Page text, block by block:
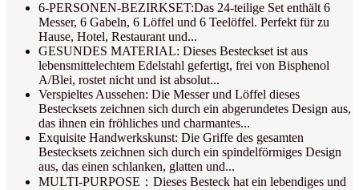
6-PERSONEN-BEZIRKSET:Das 24-teilige Set enthält 6
Messer, 6 Gabeln, 6 Löffel und 6 Teelöffel. Perfekt für zu
Hause, Hotel, Restaurant und...
GESUNDES MATERIAL: Dieses Besteckset ist aus
lebensmittelechtem Edelstahl gefertigt, frei von Bisphenol
A/Blei, rostet nicht und ist absolut...
Verspieltes Aussehen: Die Messer und Löffel dieses
Bestecksets zeichnen sich durch ein abgerundetes Design aus,
das ihnen ein fröhliches und charmantes...
Exquisite Handwerkskunst: Die Griffe des gesamten
Bestecksets zeichnen sich durch ein spindelförmiges Design
aus, das einen schlanken, glatten und...
MULTI-PURPOSE：Dieses Besteck hat ein lebendiges und